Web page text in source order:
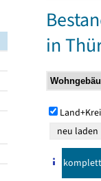
in
komplett